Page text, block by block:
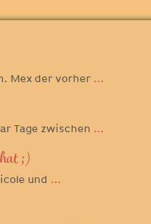
Mex der vorher ...
Tage zwischen ...
;)
und ...